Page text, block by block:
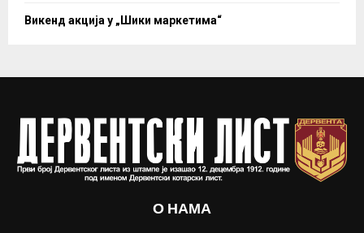
Викенд акција у „Шики маркетима“
О НАМА